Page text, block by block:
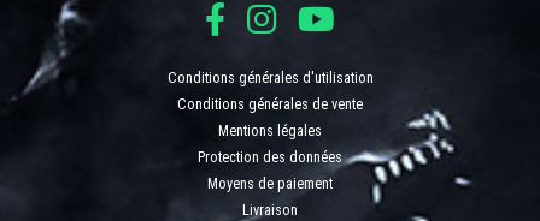
Conditions générales d'utilisation
Conditions générales de vente
Mentions légales
Protection des données
Moyens de paiement
Livraison